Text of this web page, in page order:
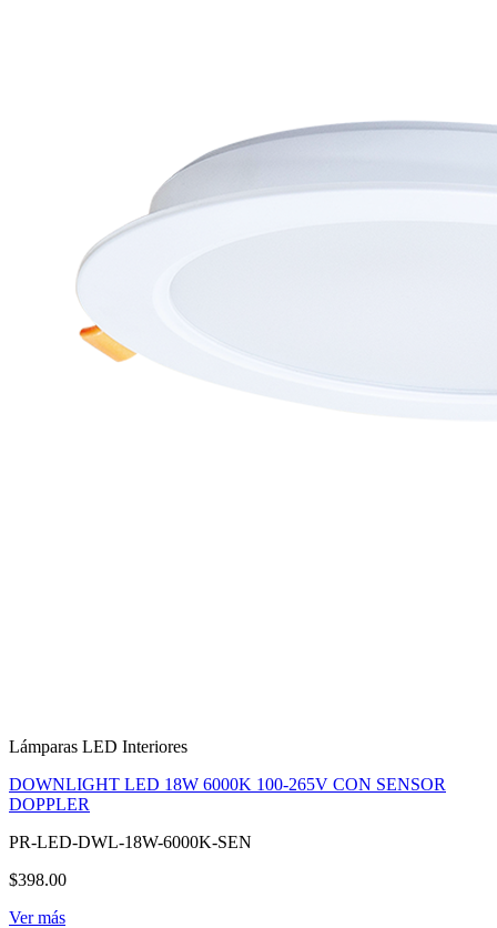
Lámparas LED Interiores
DOWNLIGHT LED 18W 6000K 100-265V CON SENSOR
DOPPLER
PR-LED-DWL-18W-6000K-SEN
$398.00
Ver más